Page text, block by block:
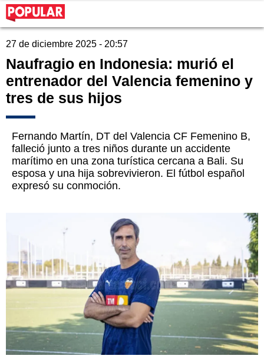
27 de diciembre 2025 - 20:57
Naufragio en Indonesia: murió el
entrenador del Valencia femenino y
tres de sus hijos
Fernando Martín, DT del Valencia CF Femenino B,
falleció junto a tres niños durante un accidente
marítimo en una zona turística cercana a Bali. Su
esposa y una hija sobrevivieron. El fútbol español
expresó su conmoción.